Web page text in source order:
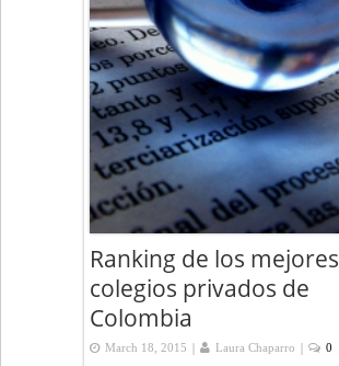
Ranking de los mejores
colegios privados de
Colombia
March 18, 2015 | Laura Chaparro | 0